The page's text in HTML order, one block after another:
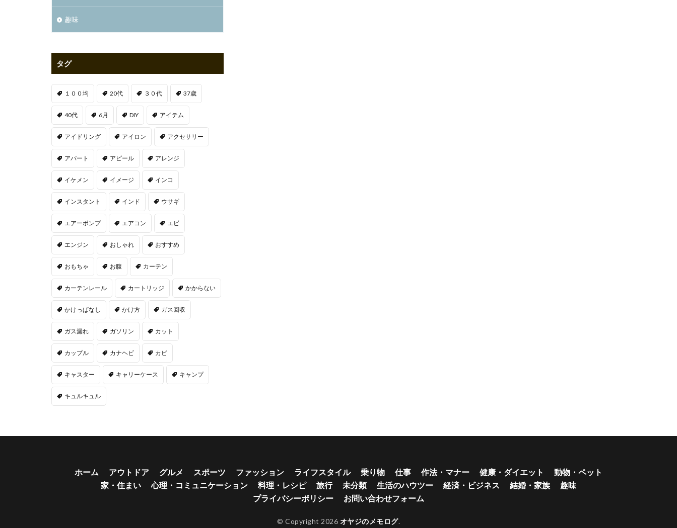
趣味
タグ
１００均 20代 ３０代 37歳
40代 6月 DIY アイテム
アイドリング アイロン アクセサリー
アパート アピール アレンジ
イケメン イメージ インコ
インスタント インド ウサギ
エアーポンプ エアコン エビ
エンジン おしゃれ おすすめ
おもちゃ お腹 カーテン
カーテンレール カートリッジ かからない
かけっぱなし かけ方 ガス回収
ガス漏れ ガソリン カット
カップル カナヘビ カビ
キャスター キャリーケース キャンプ
キュルキュル
ホーム アウトドア グルメ スポーツ ファッション ライフスタイル 乗り物 仕事 作法・マナー 健康・ダイエット
動物・ペット
家・住まい
心理・コミュニケーション 料理・レシピ 旅行 未分類 生活のハウツー 経済・ビジネス 結婚・家族
趣味
プライバシーポリシー
お問い合わせフォーム
© Copyright 2026 オヤジのメモログ.